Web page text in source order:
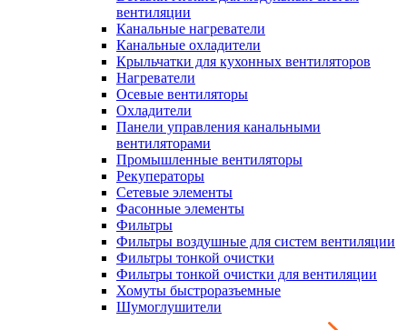
вентиляции
Канальные нагреватели
Канальные охладители
Крыльчатки для кухонных вентиляторов
Нагреватели
Осевые вентиляторы
Охладители
Панели управления канальными
вентиляторами
Промышленные вентиляторы
Рекуператоры
Сетевые элементы
Фасонные элементы
Фильтры
Фильтры воздушные для систем вентиляции
Фильтры тонкой очистки
Фильтры тонкой очистки для вентиляции
Хомуты быстроразъемные
Шумоглушители